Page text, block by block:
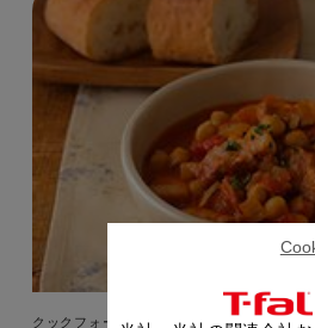
クックフォーミー 3L（210レシピ内蔵）